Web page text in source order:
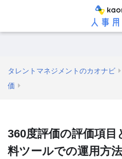
タレントマネジメントのカオナビ
価
360度評価の評価項目
料ツールでの運用方